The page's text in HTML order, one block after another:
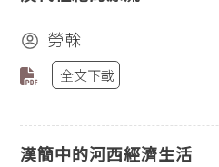
勞榦
全文下載
漢簡中的河西經濟生活